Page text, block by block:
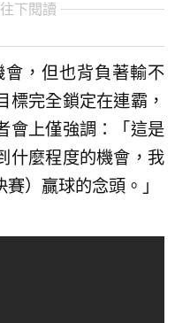
下閱讀
會，但也背負著輸不
標完全鎖定在連霸，
會上僅強調：「這是
什麼程度的機會，我
）贏球的念頭。」